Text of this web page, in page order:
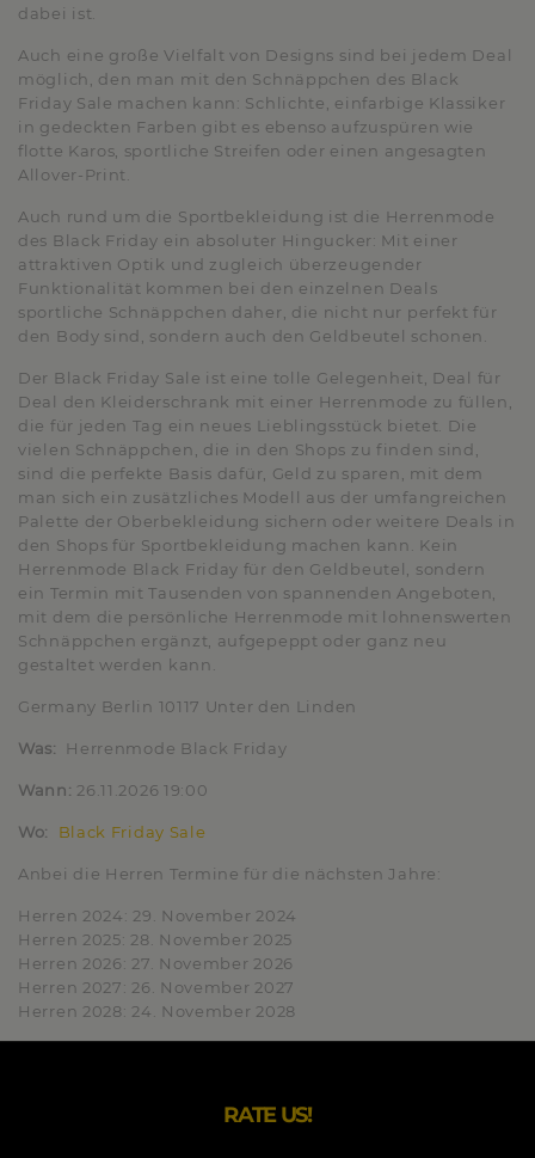
dabei ist.
Auch eine große Vielfalt von Designs sind bei jedem Deal
möglich, den man mit den Schnäppchen des Black
Friday Sale machen kann: Schlichte, einfarbige Klassiker
in gedeckten Farben gibt es ebenso aufzuspüren wie
flotte Karos, sportliche Streifen oder einen angesagten
Allover-Print.
Auch rund um die Sportbekleidung ist die Herrenmode
des Black Friday ein absoluter Hingucker: Mit einer
attraktiven Optik und zugleich überzeugender
Funktionalität kommen bei den einzelnen Deals
sportliche Schnäppchen daher, die nicht nur perfekt für
den Body sind, sondern auch den Geldbeutel schonen.
Der Black Friday Sale ist eine tolle Gelegenheit, Deal für
Deal den Kleiderschrank mit einer Herrenmode zu füllen,
die für jeden Tag ein neues Lieblingsstück bietet. Die
vielen Schnäppchen, die in den Shops zu finden sind,
sind die perfekte Basis dafür, Geld zu sparen, mit dem
man sich ein zusätzliches Modell aus der umfangreichen
Palette der Oberbekleidung sichern oder weitere Deals in
den Shops für Sportbekleidung machen kann. Kein
Herrenmode Black Friday für den Geldbeutel, sondern
ein Termin mit Tausenden von spannenden Angeboten,
mit dem die persönliche Herrenmode mit lohnenswerten
Schnäppchen ergänzt, aufgepeppt oder ganz neu
gestaltet werden kann.
Germany Berlin 10117 Unter den Linden
Was: Herrenmode Black Friday
Wann: 26.11.2026 19:00
Wo: Black Friday Sale
Anbei die Herren Termine für die nächsten Jahre:
Herren 2024: 29. November 2024
Herren 2025: 28. November 2025
Herren 2026: 27. November 2026
Herren 2027: 26. November 2027
Herren 2028: 24. November 2028
RATE US!